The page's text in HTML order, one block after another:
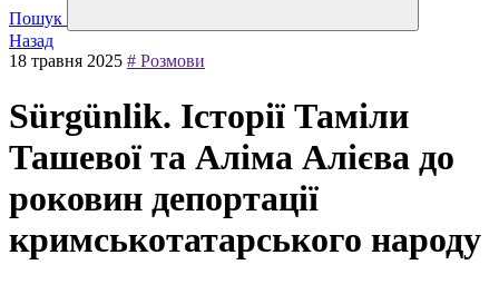
Пошук
Назад
18 травня 2025 # Розмови
Sürgünlik. Історії Таміли
Ташевої та Аліма Алієва до
роковин депортації
кримськотатарського народу